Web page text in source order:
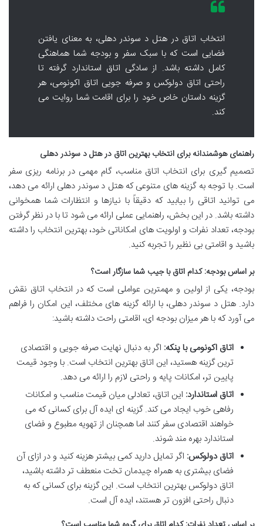
انتخاب اتاق در هتل د سوندر دهلی، به معنای یافتن
فضایی است که با سبک سفر و بودجه شما هماهنگی
کامل داشته باشد. از سادگی اتاق استاندارد گرفته تا
راحتی اتاق دولوکس و صرفه جویی اتاق اکونومی، هر
گزینه داستان خاص خود را برای اقامت شما روایت می
کند.
راهنمای هوشمندانه برای انتخاب بهترین اتاق در هتل د سوندر دهلی
تصمیم گیری برای انتخاب اتاق مناسب، گام مهمی در برنامه ریزی سفر
است. با توجه به گزینه های متنوعی که هتل د سوندر دهلی ارائه می دهد،
می توانید اتاقی را بیابید که دقیقاً با نیازها و انتظارات شما همخوانی
داشته باشد. در این بخش، راهنمایی عملی ارائه می شود تا با در نظر گرفتن
بودجه، تعداد نفرات و اولویت های امکاناتی خود، بهترین انتخاب را داشته
باشید و اقامتی بی نظیر را تجربه کنید.
بر اساس بودجه: کدام اتاق با جیب شما سازگار است؟
بودجه، یکی از اولین و مهمترین عواملی است که در انتخاب اتاق نقش
دارد. هتل د سوندر دهلی، با ارائه گزینه های مختلف، این امکان را فراهم
می آورد که با هر میزان بودجه ای، اقامتی راحت داشته باشید:
اتاق اکونومی با پنکه: اگر به دنبال نهایت صرفه جویی و اقتصادی
ترین گزینه هستید، این اتاق بهترین انتخاب است. با وجود قیمت
پایین تر، امکانات پایه و راحتی لازم را ارائه می دهد.
اتاق استاندارد: این اتاق، تعادلی میان قیمت مناسب و امکانات
رفاهی خوب ایجاد می کند. گزینه ای ایده آل برای کسانی که می
خواهند اقتصادی سفر کنند اما همچنان از تهویه مطبوع و فضای
استاندارد بهره مند شوند.
اتاق دولوکس: اگر تمایل دارید کمی بیشتر هزینه کنید و در ازای آن
فضای بیشتری به همراه چیدمان تخت منعطف تر داشته باشید،
اتاق دولوکس بهترین انتخاب است. این گزینه برای کسانی که به
دنبال راحتی افزون تر هستند، ایده آل است.